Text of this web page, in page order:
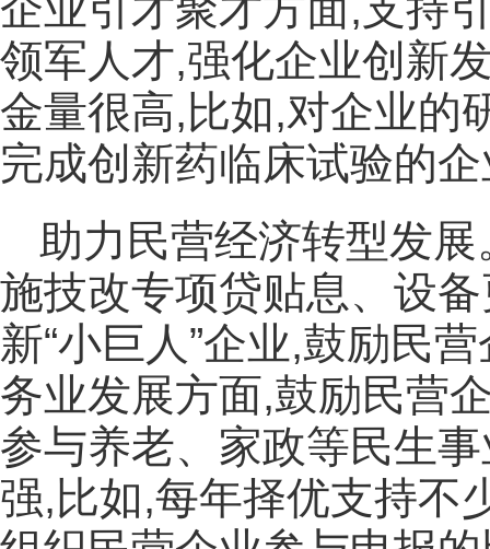
领军人才,强化企业创新
金量很高,比如,对企业的
完成创新药临床试验的
助力民营经济转型发
施技改专项贷贴息、设
新“小巨人”企业,鼓励民
务业发展方面,鼓励民营
参与养老、家政等民生
强,比如,每年择优支持不